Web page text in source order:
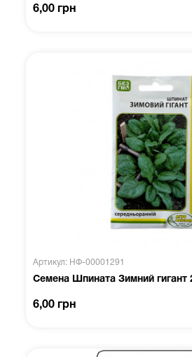
6,00 грн
Артикул: НФ-00001291
Семена Шпината Зимний гигант
6,00 грн